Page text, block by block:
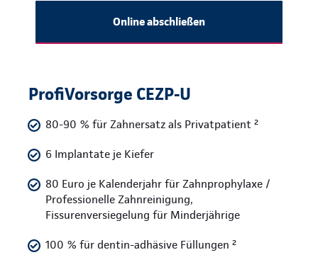
Online abschließen
ProfiVorsorge CEZP-U
80-90 % für Zahnersatz als Privatpatient ²
6 Implantate je Kiefer
80 Euro je Kalenderjahr für Zahnprophylaxe /
Professionelle Zahnreinigung,
Fissurenversiegelung für Minderjährige
100 % für dentin-adhäsive Füllungen ²